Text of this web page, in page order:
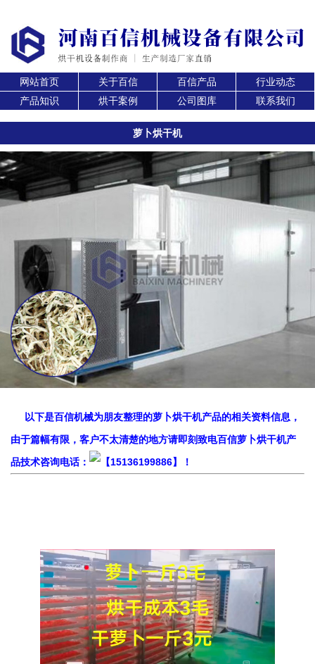
网站首页 关于百信 百信产品
行业动态
产品知识
烘干案例 公司图库 联系我们
萝卜烘干机
以下是百信机械为朋友整理的萝卜烘干机产品的相关资料信息，
由于篇幅有限，客户不太清楚的地方请即刻致电百信萝卜烘干机产
品技术咨询电话：
【15136199886】！